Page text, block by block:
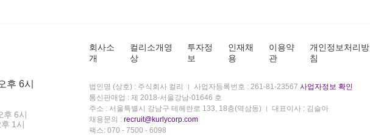
후 6시
후 6시
1시
회사소
개
컬리소개영
상
투자정
보
인재채
용
이용약
관
개인정보처리방
침
법인명 (상호) : 주식회사 컬리 사업자등록번호 : 261-81-23567 사업자정보 확인
통신판매업 : 제 2018-서울강남-01646 호
주소 : 서울특별시 강남구 테헤란로 133, 18층(역삼동)
대표이사 : 김슬아
채용문의 : recruit@kurlycorp.com
팩스: 070 - 7500 - 6098